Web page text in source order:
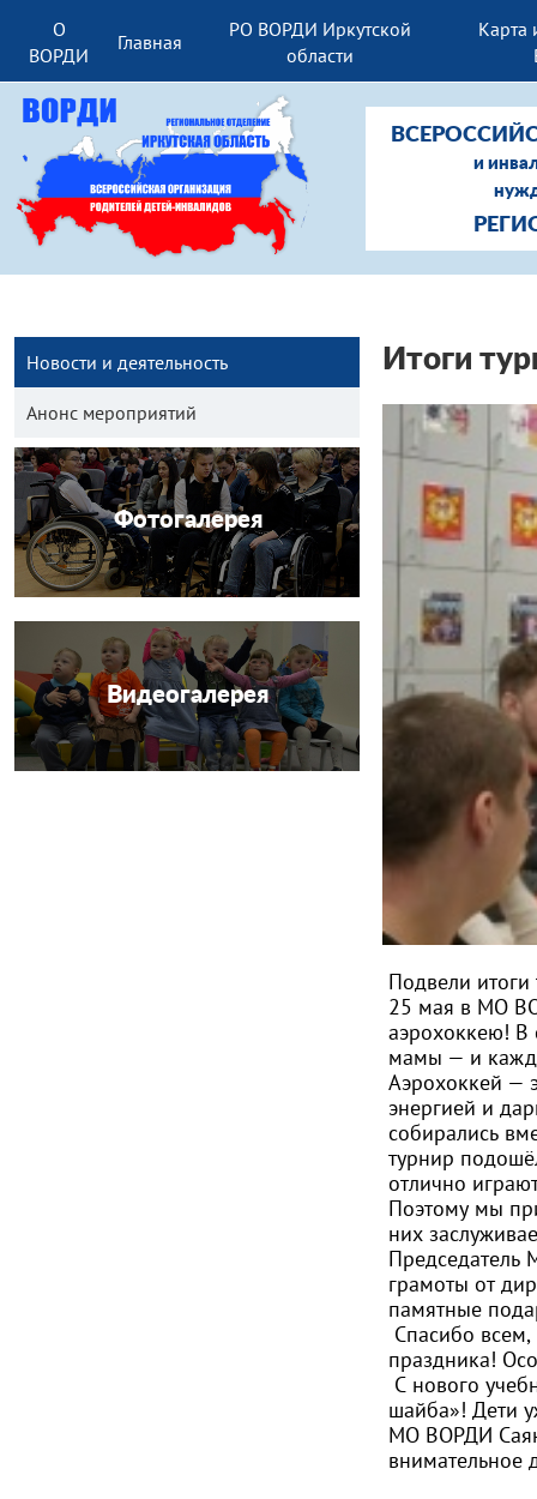
О
ВОРДИ
Главная
РО ВОРДИ Иркутской
области
Карта
и
Новости и деятельность
Анонс мероприятий
Фотогалерея
Видеогалерея
Итоги
Подвели
25 мая в МО
аэрохоккею! В
мамы — и
Аэрохоккей —
энергией и
собирались
турнир
отлично
Поэтому мы
них
Председатель
грамоты от
памятные
Спасибо
праздника!
С нового
шайба»! Дети
МО ВОРДИ
внимательное